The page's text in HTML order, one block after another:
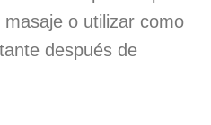
o utilizar como
después de